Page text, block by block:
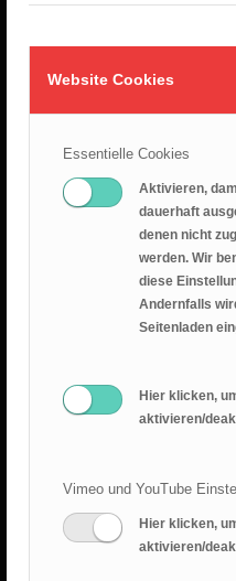
Website Cookies
Essentielle Cookies
Aktivieren,
dauerhaft
denen nicht
werden. Wir
diese
Andernfalls
Seitenladen
Hier klicken,
aktivieren/
Vimeo und YouTube
Hier klicken,
aktivieren/
2. August 2026
Predigt 2026.07.19 –
18. Juli 2026
Epheserbrief Teil 5
Epheserbrief Teil 4
RANGER BLOG